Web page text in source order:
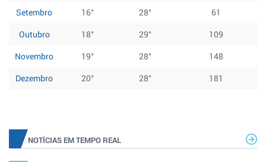
Setembro
16° 28°
61
Outubro
18° 29°
109
Novembro
19° 28°
148
Dezembro
20° 28° 181
NOTÍCIAS EM TEMPO REAL